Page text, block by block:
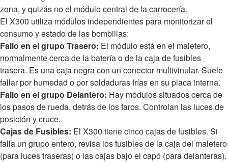
zona, y quizás no el módulo central de la carrocería.
El X300 utiliza módulos independientes para monitorizar el
consumo y estado de las bombillas:
Fallo en el grupo Trasero: El módulo está en el maletero,
normalmente cerca de la batería o de la caja de fusibles
trasera. Es una caja negra con un conector multivinular. Suele
fallar por humedad o por soldaduras frías en su placa interna.
Fallo en el grupo Delantero: Hay módulos situados cerca de
los pasos de rueda, detrás de los faros. Controlan las luces de
posición y cruce.
Cajas de Fusibles: El X300 tiene cinco cajas de fusibles. Si
falla un grupo entero, revisa los fusibles de la caja del maletero
(para luces traseras) o las cajas bajo el capó (para delanteras).